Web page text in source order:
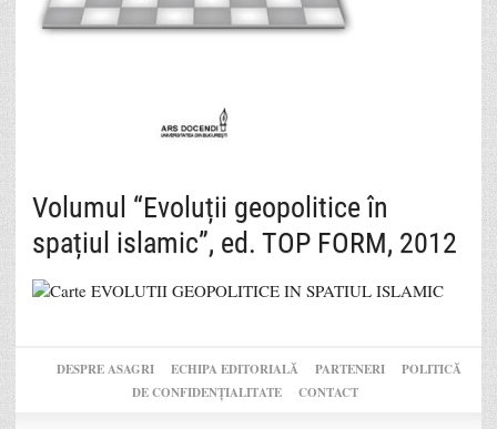
Volumul “Evoluții geopolitice în
spațiul islamic”, ed. TOP FORM, 2012
DESPRE ASAGRI ECHIPA EDITORIALĂ PARTENERI
POLITICĂ
DE CONFIDENȚIALITATE
CONTACT